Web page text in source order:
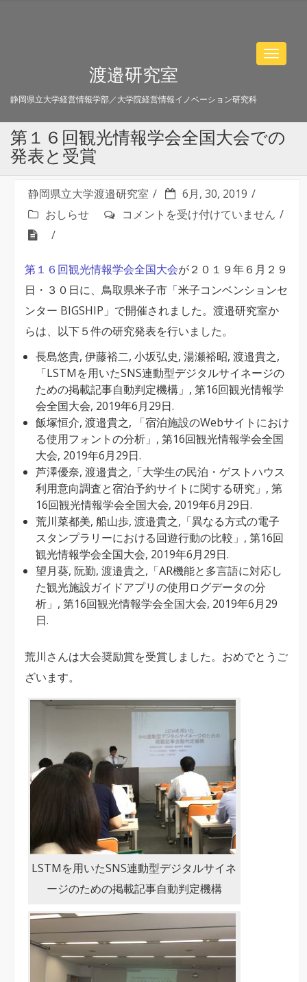
Toggle
渡邉研究室
静岡県立大学経営情報学部／大学院経営情報イノベーション研究科
第１６回観光情報学会全国大会での
発表と受賞
静岡県立大学渡邉研究室
6月, 30, 2019
おしらせ
第
回
観
光
情
報
学
会
全
国
大
会
で
の
発
表
と
受
コメントを受け付けていません
第１６回観光情報学会全国大会が２０１９年６月２９
日・３０日に、鳥取県米子市「米子コンベンションセ
ンター BIGSHIP」で開催されました。渡邉研究室か
らは、以下５件の研究発表を行いました。
長島悠貴, 伊藤裕二, 小坂弘史, 湯瀬裕昭, 渡邉貴之,
「LSTMを用いたSNS連動型デジタルサイネージの
ための掲載記事自動判定機構」, 第16回観光情報学
会全国大会, 2019年6月29日.
飯塚恒介, 渡邉貴之, 「宿泊施設のWebサイトにおけ
る使用フォントの分析」, 第16回観光情報学会全国
大会, 2019年6月29日.
芦澤優奈, 渡邉貴之,「大学生の民泊・ゲストハウス
利用意向調査と宿泊予約サイトに関する研究」, 第
16回観光情報学会全国大会, 2019年6月29日.
荒川菜都美, 船山歩, 渡邉貴之,「異なる方式の電子
スタンプラリーにおける回遊行動の比較」, 第16回
観光情報学会全国大会, 2019年6月29日.
望月葵, 阮勤, 渡邉貴之,「AR機能と多言語に対応し
た観光施設ガイドアプリの使用ログデータの分
析」, 第16回観光情報学会全国大会, 2019年6月29
日.
荒川さんは大会奨励賞を受賞しました。おめでとうご
ざいます。
LSTMを用いたSNS連動型デジタルサイネ
ージのための掲載記事自動判定機構